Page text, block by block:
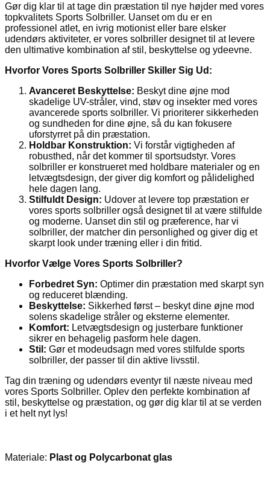
Gør dig klar til at tage din præstation til nye højder med vores
topkvalitets Sports Solbriller. Uanset om du er en
professionel atlet, en ivrig motionist eller bare elsker
udendørs aktiviteter, er vores solbriller designet til at levere
den ultimative kombination af stil, beskyttelse og ydeevne.
Hvorfor Vores Sports Solbriller Skiller Sig Ud:
Avanceret Beskyttelse: Beskyt dine øjne mod
skadelige UV-stråler, vind, støv og insekter med vores
avancerede sports solbriller. Vi prioriterer sikkerheden
og sundheden for dine øjne, så du kan fokusere
uforstyrret på din præstation.
Holdbar Konstruktion: Vi forstår vigtigheden af
robusthed, når det kommer til sportsudstyr. Vores
solbriller er konstrueret med holdbare materialer og en
letvægtsdesign, der giver dig komfort og pålidelighed
hele dagen lang.
Stilfuldt Design: Udover at levere top præstation er
vores sports solbriller også designet til at være stilfulde
og moderne. Uanset din stil og præference, har vi
solbriller, der matcher din personlighed og giver dig et
skarpt look under træning eller i din fritid.
Hvorfor Vælge Vores Sports Solbriller?
Forbedret Syn: Optimer din præstation med skarpt syn
og reduceret blænding.
Beskyttelse: Sikkerhed først – beskyt dine øjne mod
solens skadelige stråler og eksterne elementer.
Komfort: Letvægtsdesign og justerbare funktioner
sikrer en behagelig pasform hele dagen.
Stil: Gør et modeudsagn med vores stilfulde sports
solbriller, der passer til din aktive livsstil.
Tag din træning og udendørs eventyr til næste niveau med
vores Sports Solbriller. Oplev den perfekte kombination af
stil, beskyttelse og præstation, og gør dig klar til at se verden
i et helt nyt lys!
Materiale: Plast og Polycarbonat glas